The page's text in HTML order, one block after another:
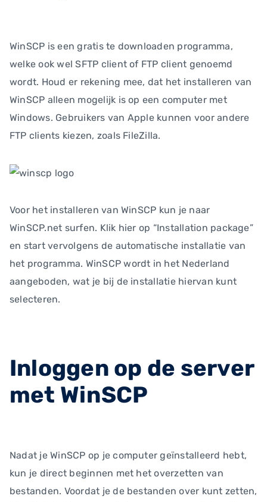
WinSCP is een gratis te downloaden programma,
welke ook wel SFTP client of FTP client genoemd
wordt. Houd er rekening mee, dat het installeren van
WinSCP alleen mogelijk is op een computer met
Windows. Gebruikers van Apple kunnen voor andere
FTP clients kiezen, zoals FileZilla.
Voor het installeren van WinSCP kun je naar
WinSCP.net surfen. Klik hier op “Installation package”
en start vervolgens de automatische installatie van
het programma. WinSCP wordt in het Nederland
aangeboden, wat je bij de installatie hiervan kunt
selecteren.
Inloggen op de server
met WinSCP
Nadat je WinSCP op je computer geïnstalleerd hebt,
kun je direct beginnen met het overzetten van
bestanden. Voordat je de bestanden over kunt zetten,